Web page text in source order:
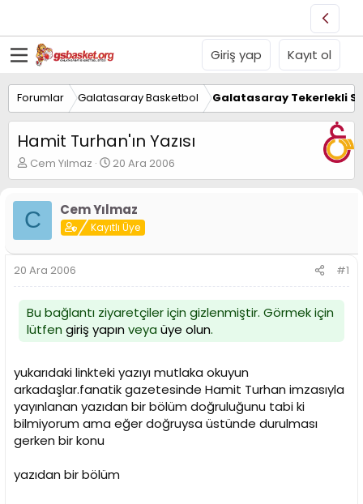
Giriş yap Kayıt ol
Forumlar Galatasaray Basketbol Galatasaray Tekerlekli
Hamit Turhan'ın Yazısı
K
o
u
y
B
a
ş
a
t
a
Cem Yılmaz
B
a
l
a
n
g
a
i
i
20 Ara 2006
C Cem Yılmaz
Kayıtlı Üye
20 Ara 2006 #1
Bu bağlantı ziyaretçiler için gizlenmiştir. Görmek için
lütfen giriş yapınveya üye olun.
yukarıdaki linkteki yazıyı mutlaka okuyun
arkadaşlar.fanatik gazetesinde Hamit Turhan imzasıyla
yayınlanan yazıdan bir bölüm doğruluğunu tabi ki
bilmiyorum ama eğer doğruysa üstünde durulması
gerken bir konu
yazıdan bir bölüm